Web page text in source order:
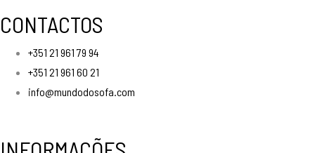
CONTACTOS
+351 21 961 79 94
+351 21 961 60 21
info@mundodosofa.com